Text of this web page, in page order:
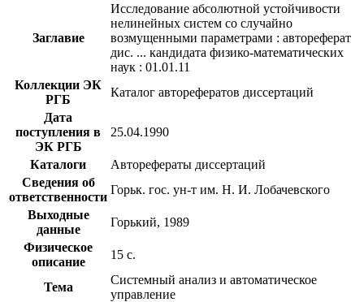
Заглавие
Исследование абсолютной устойчивости
нелинейных систем со случайно
возмущенными параметрами : автореферат
дис. ... кандидата физико-математических
наук : 01.01.11
Коллекции ЭК
РГБ
Каталог авторефератов диссертаций
Дата
поступления в
ЭК РГБ
25.04.1990
Каталоги
Авторефераты диссертаций
Сведения об
ответственности
Горьк. гос. ун-т им. Н. И. Лобачевского
Выходные
данные
Горький, 1989
Физическое
описание
15 с.
Тема
Системный анализ и автоматическое
управление